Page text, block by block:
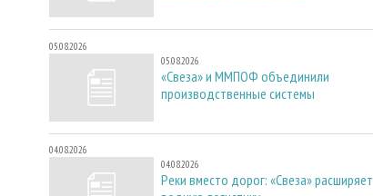
05.08.2026
05.08.2026
«Свеза» и ММПОФ объединили
производственные системы
04.08.2026
04.08.2026
Реки вместо дорог: «Свеза» расширяет